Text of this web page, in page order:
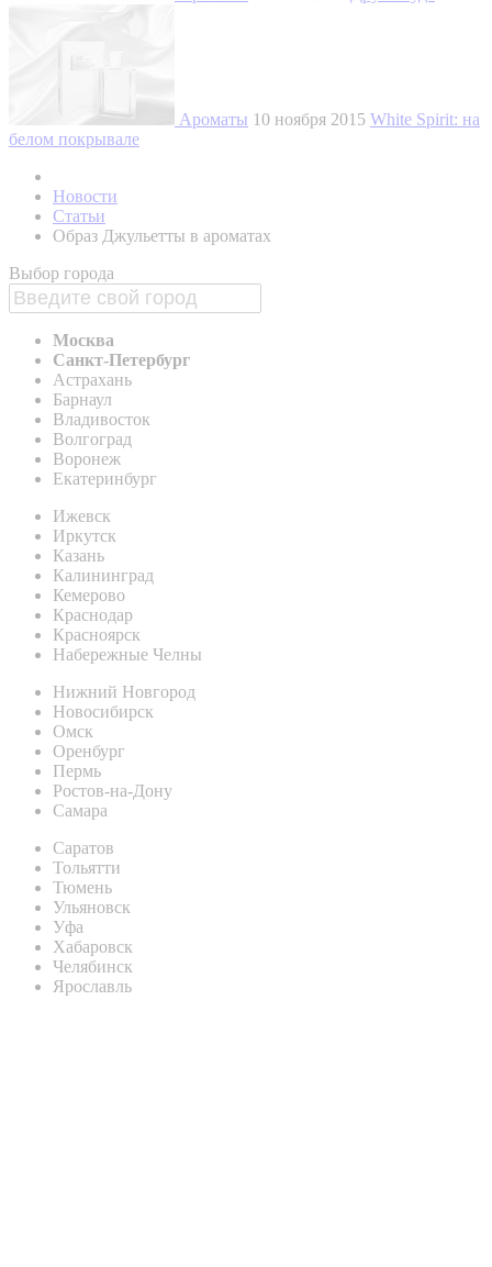
Ароматы 10 ноября 2015 White Spirit: на
белом покрывале
Новости
Статьи
Образ Джульетты в ароматах
Выбор города
Москва
Санкт-Петербург
Астрахань
Барнаул
Владивосток
Волгоград
Воронеж
Екатеринбург
Ижевск
Иркутск
Казань
Калининград
Кемерово
Краснодар
Красноярск
Набережные Челны
Нижний Новгород
Новосибирск
Омск
Оренбург
Пермь
Ростов-на-Дону
Самара
Саратов
Тольятти
Тюмень
Ульяновск
Уфа
Хабаровск
Челябинск
Ярославль